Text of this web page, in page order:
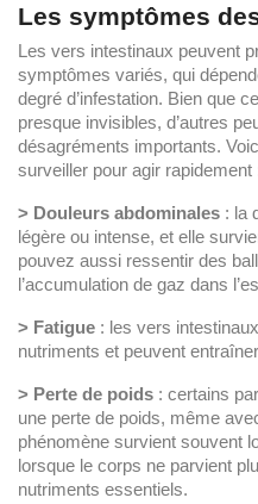
Les symptômes
Les vers intestinaux peuvent
symptômes variés, qui
degré d’infestation. Bien que
presque invisibles, d’autres
désagréments importants.
surveiller pour agir rapidement
> Douleurs abdominales : la
légère ou intense, et elle
pouvez aussi ressentir des
l’accumulation de gaz dans
> Fatigue : les vers
nutriments et peuvent
> Perte de poids : certains
une perte de poids, même
phénomène survient souvent
lorsque le corps ne parvient
nutriments essentiels.